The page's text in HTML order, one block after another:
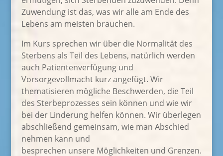
Zuwendung ist das, was wir alle am Ende des
Lebens am meisten brauchen.
Im Kurs sprechen wir über die Normalität des
Sterbens als Teil des Lebens, natürlich werden
auch Patientenverfügung und
Vorsorgevollmacht kurz angefügt. Wir
thematisieren mögliche Beschwerden, die Teil
des Sterbeprozesses sein können und wie wir
bei der Linderung helfen können. Wir überlegen
abschließend gemeinsam, wie man Abschied
nehmen kann und
besprechen unsere Möglichkeiten und Grenzen.